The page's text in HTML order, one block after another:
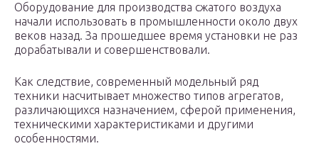
Оборудование для производства сжатого воздуха
начали использовать в промышленности около двух
веков назад. За прошедшее время установки не раз
дорабатывали и совершенствовали.
Как следствие, современный модельный ряд
техники насчитывает множество типов агрегатов,
различающихся назначением, сферой применения,
техническими характеристиками и другими
особенностями.